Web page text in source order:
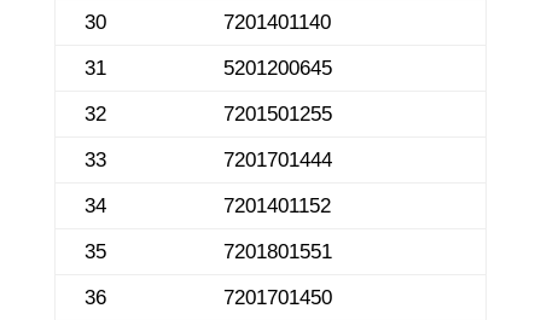
30
7201401140
31
5201200645
32
7201501255
33
7201701444
34
7201401152
35
7201801551
36
7201701450